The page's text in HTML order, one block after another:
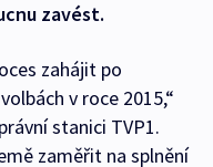
zavést.
zahájit po
v roce 2015,“
stanici TVP1.
zaměřit na splnění